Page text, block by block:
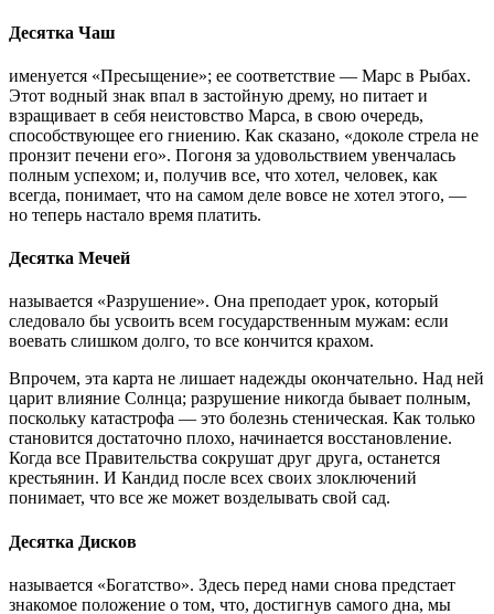
Десятка Чаш
именуется «Пресыщение»; ее соответствие — Марс в Рыбах.
Этот водный знак впал в застойную дрему, но питает и
взращивает в себя неистовство Марса, в свою очередь,
способствующее его гниению. Как сказано, «доколе стрела не
пронзит печени его». Погоня за удовольствием увенчалась
полным успехом; и, получив все, что хотел, человек, как
всегда, понимает, что на самом деле вовсе не хотел этого, —
но теперь настало время платить.
Десятка Мечей
называется «Разрушение». Она преподает урок, который
следовало бы усвоить всем государственным мужам: если
воевать слишком долго, то все кончится крахом.
Впрочем, эта карта не лишает надежды окончательно. Над ней
царит влияние Солнца; разрушение никогда бывает полным,
поскольку катастрофа — это болезнь стеническая. Как только
становится достаточно плохо, начинается восстановление.
Когда все Правительства сокрушат друг друга, останется
крестьянин. И Кандид после всех своих злоключений
понимает, что все же может возделывать свой сад.
Десятка Дисков
называется «Богатство». Здесь перед нами снова предстает
знакомое положение о том, что, достигнув самого дна, мы